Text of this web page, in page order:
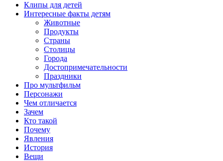
интересные факты про страны, столицы и города, клипы из
мультфильмов, мульт-клипы, песни из мультиков, детские
клипы, интересные факты о мультфильмах и про персонажей
мультфильмов
Клипы для детей
Интересные факты детям
Животные
Продукты
Страны
Столицы
Города
Достопримечательности
Праздники
Про мультфильм
Персонажи
Чем отличается
Зачем
Кто такой
Почему
Явления
История
Вещи